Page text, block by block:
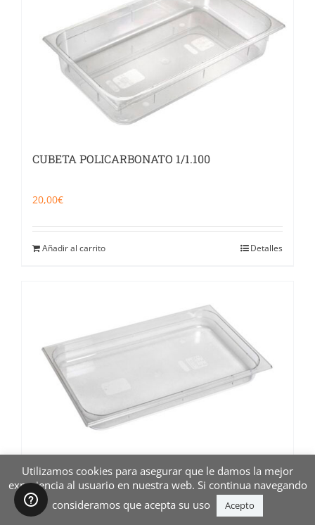
CUBETA POLICARBONATO 1/1.100
20,00€
Añadir al carrito Detalles
CUBETA POLICARBONATO 1/1.065
Utilizamos cookies para asegurar que le damos la mejor
experiencia al usuario en nuestra web. Si continua navegando
consideramos que acepta su uso
Acepto